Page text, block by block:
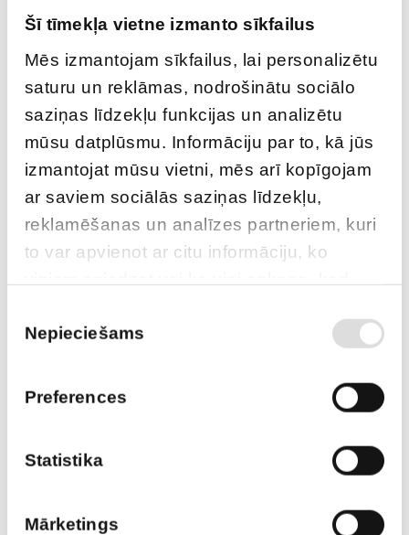
Šī tīmekļa vietne izmanto sīkfailus
Mēs izmantojam sīkfailus, lai personalizētu
saturu un reklāmas, nodrošinātu sociālo
saziņas līdzekļu funkcijas un analizētu
mūsu datplūsmu. Informāciju par to, kā jūs
izmantojat mūsu vietni, mēs arī kopīgojam
ar saviem sociālās saziņas līdzekļu,
reklamēšanas un analīzes partneriem, kuri
to var apvienot ar citu informāciju, ko
izvēle
Nepieciešams
Preferences
Statistika
Mārketings
12.75
Skatīt vairāk
E-veikals
Garantētās un rezerves elektroapgādes risinājumi - UPS un ģeneratori,
akumulatoru baterijas, sūkņi, elektraouto uzlādes iekārtas,
elektroinstalācijas komponentes, u.c.
Sūkņi
dubļaina ūdens un ķimikālijām.
Skatīt vairāk
Noma
Strāvas ģeneratoru diennakts noma. Pilna servisa pakalpojums 24/7.